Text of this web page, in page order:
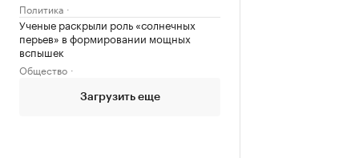
Политика
Ученые раскрыли роль «солнечных
перьев» в формировании мощных
вспышек
Общество
Загрузить еще